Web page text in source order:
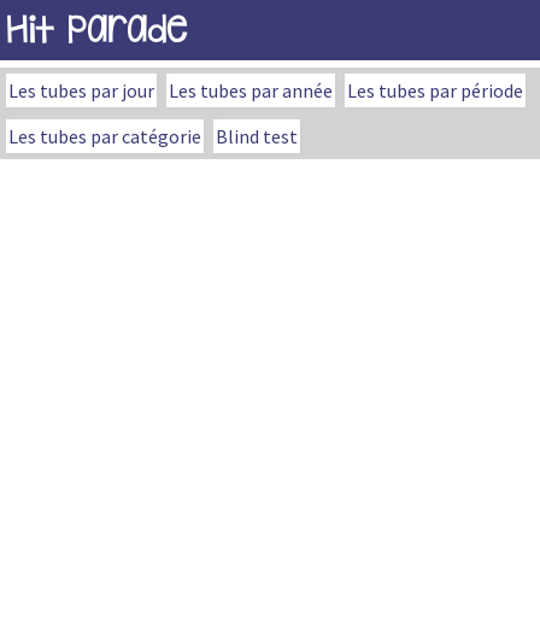
Hit Parade
Les tubes par jour Les tubes par année
Les tubes par période
Les tubes par catégorie
Blind test